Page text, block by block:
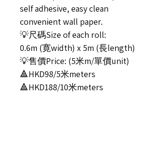
self adhesive, easy clean
convenient wall paper.
💡尺碼Size of each roll:
0.6m (寛width) x 5m (長length)
💡售價Price: (5米m/單價unit)
🔺HKD98/5米meters
🔺HKD188/10米meters